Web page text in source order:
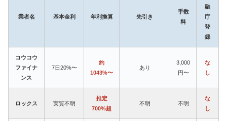
業者名 基本金利 年利換算 先引き
手数
料
融
庁
登
録
コウコウ
ファイナ
ンス
7日20%〜
約
1043%〜
あり
3,000
円〜
な
し
ロックス 実質不明
推定
700%超
不明 不明
な
し